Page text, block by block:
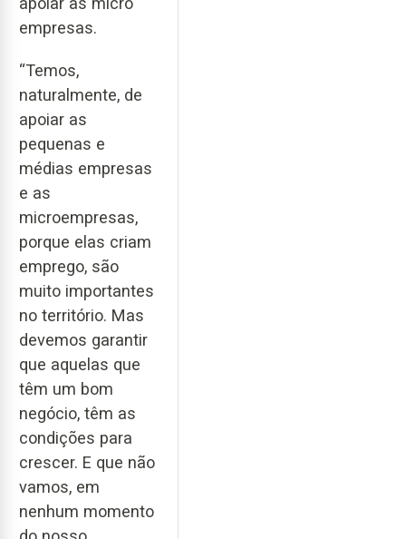
empresas.
“Temos,
naturalmente, de
apoiar as
pequenas e
médias empresas
e as
microempresas,
porque elas criam
emprego, são
muito importantes
no território. Mas
devemos garantir
que aquelas que
têm um bom
negócio, têm as
condições para
crescer. E que não
vamos, em
nenhum momento